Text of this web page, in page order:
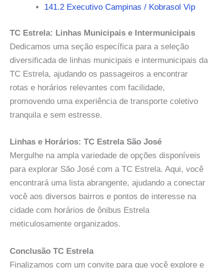
141.2 Executivo Campinas / Kobrasol Vip
TC Estrela: Linhas Municipais e Intermunicipais
Dedicamos uma seção específica para a seleção
diversificada de linhas municipais e intermunicipais da
TC Estrela, ajudando os passageiros a encontrar
rotas e horários relevantes com facilidade,
promovendo uma experiência de transporte coletivo
tranquila e sem estresse.
Linhas e Horários: TC Estrela São José
Mergulhe na ampla variedade de opções disponíveis
para explorar São José com a TC Estrela. Aqui, você
encontrará uma lista abrangente, ajudando a conectar
você aos diversos bairros e pontos de interesse na
cidade com horários de ônibus Estrela
meticulosamente organizados.
Conclusão TC Estrela
Finalizamos com um convite para que você explore e